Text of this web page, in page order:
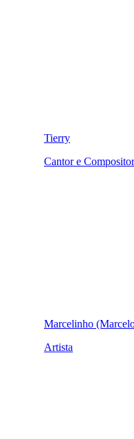
Tierry
Cantor e Compositor
Marcelinho
Artista